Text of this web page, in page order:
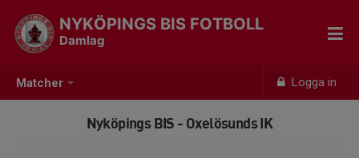
Matcher Logga in
NYKÖPINGS BIS FOTBOLL
Damlag
Nyköpings BIS - Oxelösunds IK